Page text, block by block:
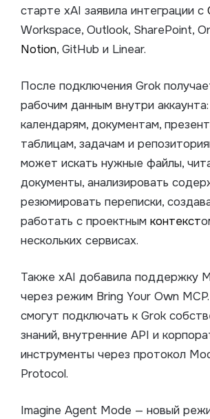
старте xAI заявила интеграции с
Workspace, Outlook, SharePoint,
Notion, GitHub и Linear.
После подключения Grok
рабочим данным внутри
календарям, документам,
таблицам, задачам и
может искать нужные файлы,
документы, анализировать
резюмировать переписки,
работать с проектным контекст
нескольких сервисах.
Также xAI добавила поддержку
через режим Bring Your Own
смогут подключать к Grok
знаний, внутренние API и
инструменты через протокол
Protocol.
Imagine Agent Mode — новый